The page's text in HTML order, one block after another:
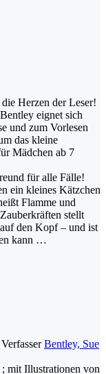
Herzen der Leser!
eignet sich
und zum Vorlesen
das kleine
Mädchen ab 7
für alle Fälle!
ein kleines Kätzchen
Flamme und
stellt
den Kopf – und ist
kann …
Bentley, Sue
mit Illustrationen von